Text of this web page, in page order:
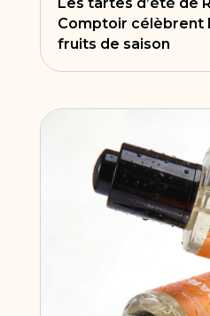
Comptoir célèbrent
fruits de saison